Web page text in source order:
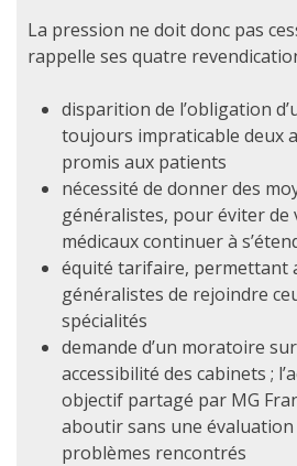
La pression ne doit donc pas
rappelle ses quatre
disparition de l’obligation
toujours impraticable deux
promis aux patients
nécessité de donner des
généralistes, pour éviter de
médicaux continuer à
équité tarifaire, permettant
généralistes de rejoindre
spécialités
demande d’un moratoire
accessibilité des cabinets ;
objectif partagé par MG
aboutir sans une évaluation
problèmes rencontrés